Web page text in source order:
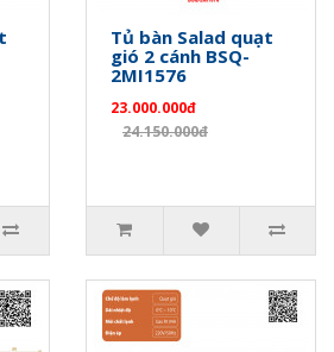
Tủ bàn Salad quạt
gió 2 cánh BSQ-
2MI1576
23.000.000đ
24.150.000đ